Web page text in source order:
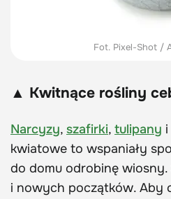
Fot. Pixel-Shot /
▲ Kwitnące rośliny
Narcyzy, szafirki, tulipany
kwiatowe to wspaniały
do domu odrobinę
i nowych początków. Aby